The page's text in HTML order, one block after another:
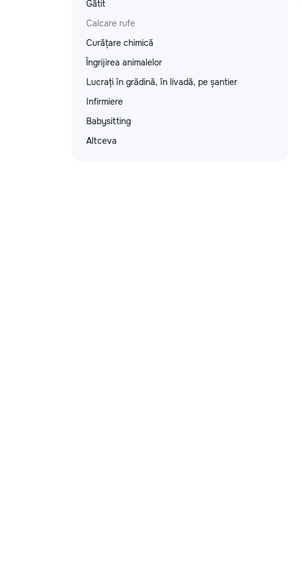
Gătit
Calcare rufe
Curățare chimică
Îngrijirea animalelor
Lucrați în grădină, în livadă, pe șantier
Infirmiere
Babysitting
Altceva